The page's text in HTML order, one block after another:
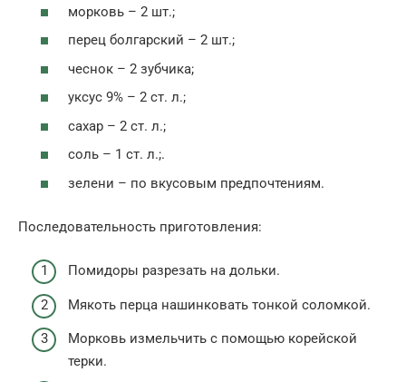
морковь – 2 шт.;
перец болгарский – 2 шт.;
чеснок – 2 зубчика;
уксус 9% – 2 ст. л.;
сахар – 2 ст. л.;
соль – 1 ст. л.;.
зелени – по вкусовым предпочтениям.
Последовательность приготовления:
Помидоры разрезать на дольки.
Мякоть перца нашинковать тонкой соломкой.
Морковь измельчить с помощью корейской
терки.